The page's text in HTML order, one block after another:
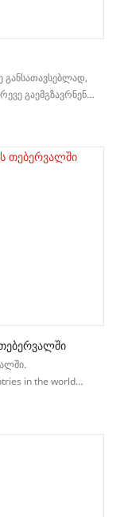
განსათავსებლად,
გაემგზავრნენ
დღეს (29 მარტი)
და
შესახებ
in the world